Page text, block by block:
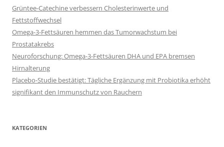
Grüntee-Catechine verbessern Cholesterinwerte und
Fettstoffwechsel
Omega-3-Fettsäuren hemmen das Tumorwachstum bei
Prostatakrebs
Neuroforschung: Omega-3-Fettsäuren DHA und EPA bremsen
Hirnalterung
Placebo-Studie bestätigt: Tägliche Ergänzung mit Probiotika erhöht
signifikant den Immunschutz von Rauchern
KATEGORIEN